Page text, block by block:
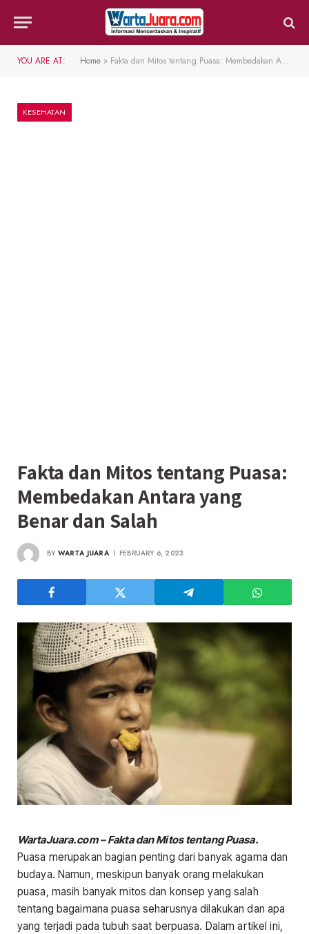
YOU ARE AT: Home » Fakta dan Mitos tentang Puasa: Membedakan Antara yang Benar dan Salah
KESEHATAN
Fakta dan Mitos tentang Puasa:
Membedakan Antara yang
Benar dan Salah
BY WARTA JUARA FEBRUARY 6, 2023
WartaJuara.com – Fakta dan Mitos tentang Puasa.
Puasa merupakan bagian penting dari banyak agama dan
budaya. Namun, meskipun banyak orang melakukan
puasa, masih banyak mitos dan konsep yang salah
tentang bagaimana puasa seharusnya dilakukan dan apa
yang terjadi pada tubuh saat berpuasa. Dalam artikel ini,